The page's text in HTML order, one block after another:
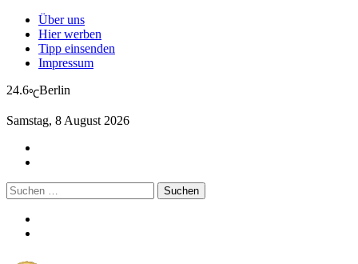
Über uns
Hier werben
Tipp einsenden
Impressum
24.6℃Berlin
Samstag, 8 August 2026
Suchen
nach: